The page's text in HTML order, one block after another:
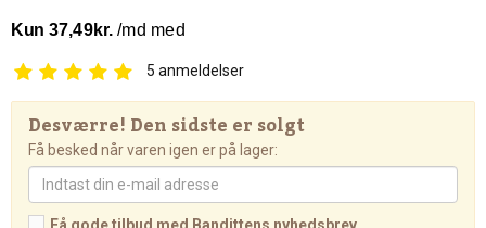
5 anmeldelser
Desværre! Den sidste er solgt
Få besked når varen igen er på lager: